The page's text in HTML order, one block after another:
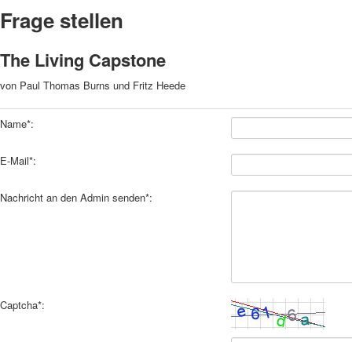
Frage stellen
The Living Capstone
von Paul Thomas Burns und Fritz Heede
Name*:
E-Mail*:
Nachricht an den Admin senden*:
Captcha*: